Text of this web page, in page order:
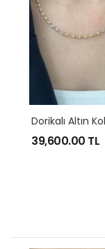
39,600.00 TL